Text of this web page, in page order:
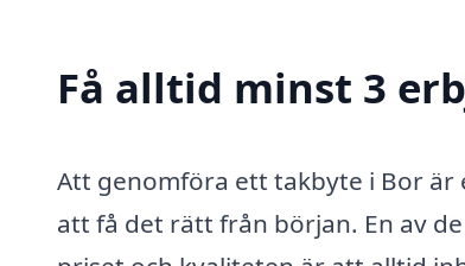
Få alltid minst 3
Att genomföra ett takbyte i Bor
att få det rätt från början. En av